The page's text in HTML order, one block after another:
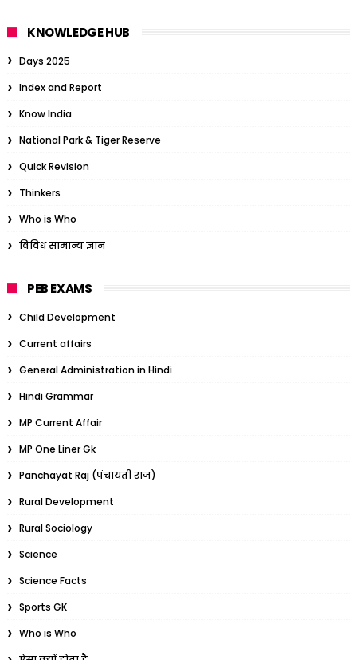
KNOWLEDGE HUB
Days 2025
Index and Report
Know India
National Park & Tiger Reserve
Quick Revision
Thinkers
Who is Who
विविध सामान्य ज्ञान
PEB EXAMS
Child Development
Current affairs
General Administration in Hindi
Hindi Grammar
MP Current Affair
MP One Liner Gk
Panchayat Raj (पंचायती राज)
Rural Development
Rural Sociology
Science
Science Facts
Sports GK
Who is Who